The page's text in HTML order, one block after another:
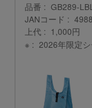
品番
GB289-
JANコード
上代
1,000円
※
2026年限定